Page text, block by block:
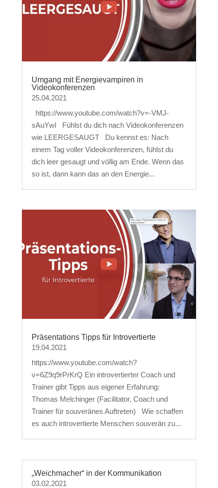
Umgang mit Energievampiren in
Videokonferenzen
25.04.2021
https://www.youtube.com/watch?v=-VMJ-
sAuYwI Fühlst du dich nach Videokonferenzen
wie LEERGESAUGT Du kennst es: Nach
einem Tag voller Videokonferenzen, fühlst du
dich leer gesaugt und völlig am Ende. Wenn das
so ist, dann kann das an den Energie...
Präsentations Tipps für Introvertierte
19.04.2021
https://www.youtube.com/watch?
v=6Z9q9rPrKrQ Ein introvertierter Coach und
Trainer gibt Tipps aus eigener Erfahrung:
Thomas Melchinger (Facilitator, Coach und
Trainer für souveränes Auftreten) Wie schaffen
es auch introvertierte Menschen souverän zu...
„Weichmacher“ in der Kommunikation
03.02.2021